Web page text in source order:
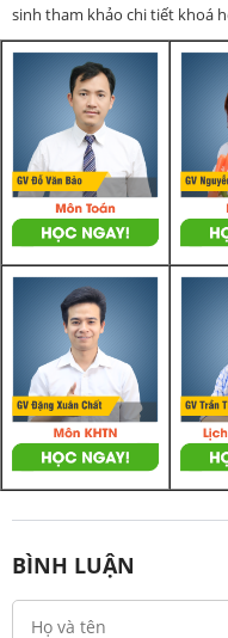
sinh tham khảo chi tiết khoá
BÌNH LUẬN